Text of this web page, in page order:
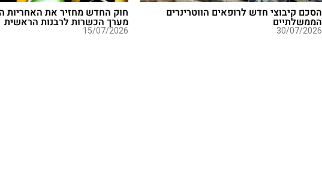
הסכם קיבוצי חדש לרופאים הווטרינרים
הממשלתיים
30/07/2026
חוק החדש מחזיר את האחריות
מערך הכשרות לרבנות הראשית
15/07/2026